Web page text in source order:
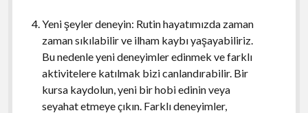
Yeni şeyler deneyin: Rutin hayatımızda zaman
zaman sıkılabilir ve ilham kaybı yaşayabiliriz.
Bu nedenle yeni deneyimler edinmek ve farklı
aktivitelere katılmak bizi canlandırabilir. Bir
kursa kaydolun, yeni bir hobi edinin veya
seyahat etmeye çıkın. Farklı deneyimler,